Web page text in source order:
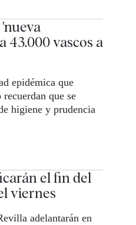
43.000 vascos a
epidémica que
que se
higiene y prudencia
el fin del
viernes
adelantarán en